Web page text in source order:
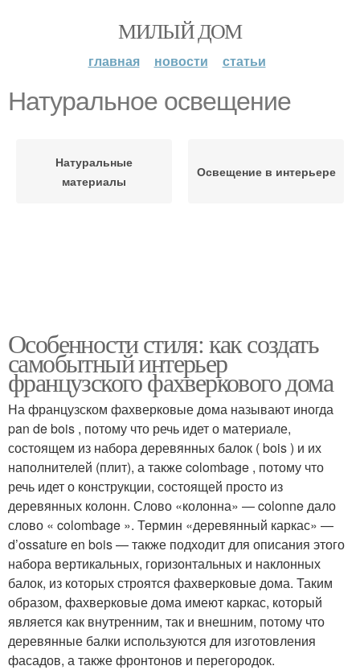
МИЛЫЙ ДОМ
главная новости статьи
Натуральное освещение
Натуральные
материалы
Освещение в интерьере
Особенности стиля: как создать
самобытный интерьер
французского фахверкового дома
На французском фахверковые дома называют иногда
pan de bois , потому что речь идет о материале,
состоящем из набора деревянных балок ( bois ) и их
наполнителей (плит), а также colombage , потому что
речь идет о конструкции, состоящей просто из
деревянных колонн. Слово «колонна» — colonne дало
слово « colombage ». Термин «деревянный каркас» —
d’ossature en bois — также подходит для описания этого
набора вертикальных, горизонтальных и наклонных
балок, из которых строятся фахверковые дома. Таким
образом, фахверковые дома имеют каркас, который
является как внутренним, так и внешним, потому что
деревянные балки используются для изготовления
фасадов, а также фронтонов и перегородок.